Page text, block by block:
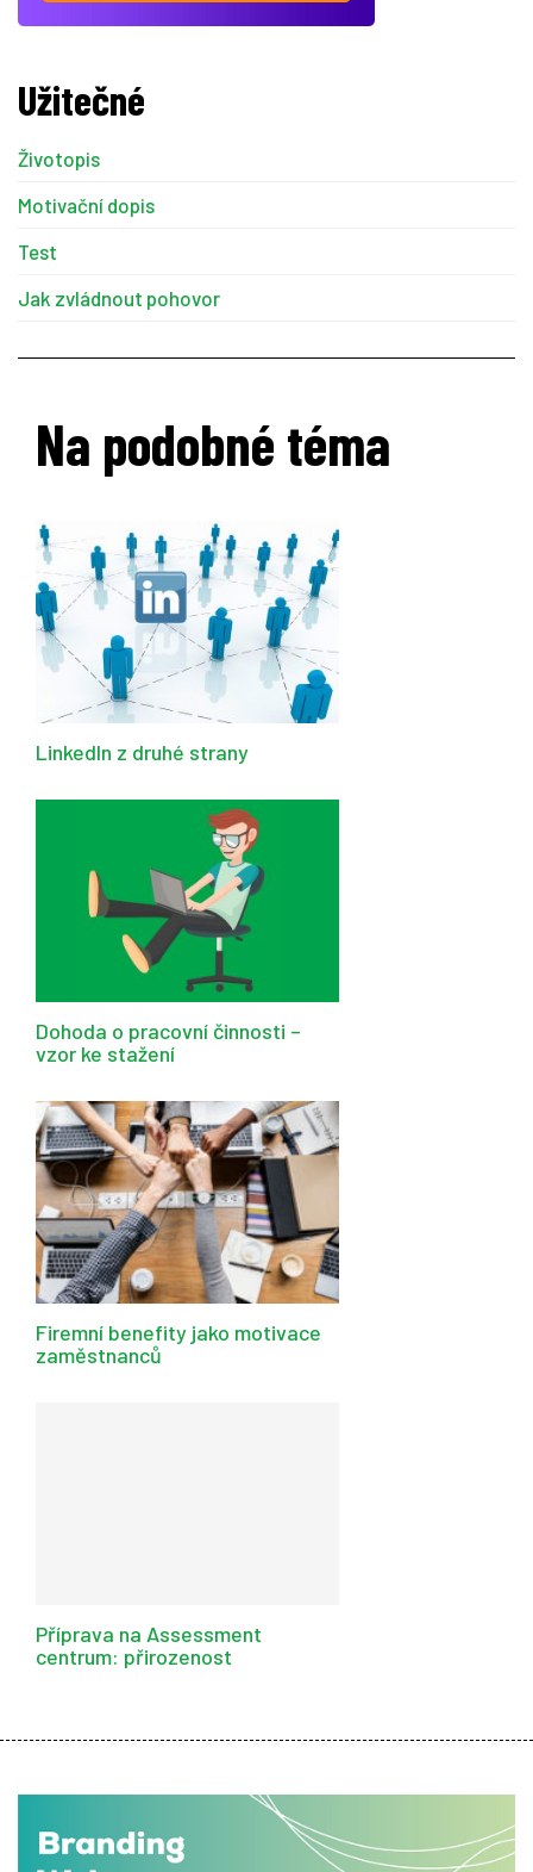
Užitečné
Životopis
Motivační dopis
Test
Jak zvládnout pohovor
Na podobné téma
LinkedIn z druhé strany
Dohoda o pracovní činnosti –
vzor ke stažení
Firemní benefity jako motivace
zaměstnanců
Příprava na Assessment
centrum: přirozenost